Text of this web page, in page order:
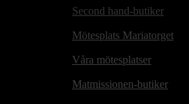
Second hand-butiker
Mötesplats Mariatorget
Våra mötesplatser
Matmissionen-butiker